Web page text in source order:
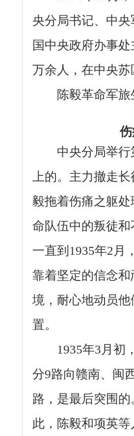
央分局书记、中
国中央政府办事
万余人，在中央
陈毅革命军旅
中央分局举行
上的。主力撤走
毅拖着伤痛之躯
命队伍中的叛徒
一直到1935年2月
靠着坚定的信念
境，耐心地动员
置。
1935年3月初，
分9路向赣南、闽
路，是最后突围
此，陈毅和项英